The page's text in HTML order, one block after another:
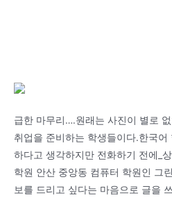
급한 마무리….원래는 사진이 별로
취업을 준비하는 학생들이다.한국
하다고 생각하지만 전화하기 전에_
학원 안산 중앙동 컴퓨터 학원인 그
보를 드리고 싶다는 마음으로 글을